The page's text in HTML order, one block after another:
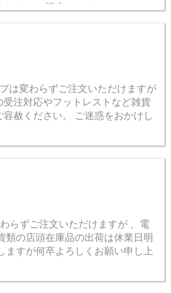
ださい。 販売ページ↓ https://www.c
SHOP/h...
は変わらずご注文いただけますが
注対応やフットレストなど雑貨
赦ください。 ご迷惑をおかけし
らずご注文いただけますが 、電
類の店頭在庫品の出荷は休業日明
ますが何卒よろしくお願い申し上